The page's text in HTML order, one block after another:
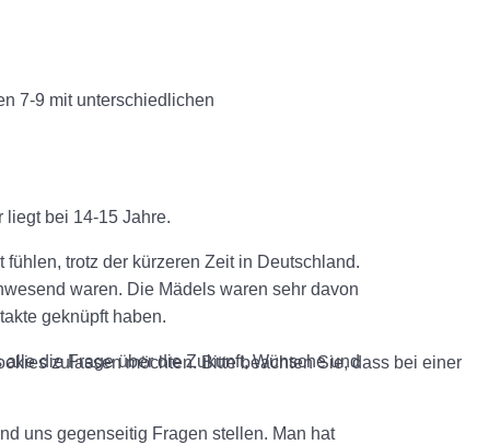
7-9 mit unterschiedlichen
liegt bei 14-15 Jahre.
trotz der kürzeren Zeit in Deutschland.
waren. Die Mädels waren sehr davon
geknüpft haben.
die Frage über die Zukunft, Wünsche und
uns gegenseitig Fragen stellen. Man hat
zulassen möchten. Bitte beachten Sie, dass bei einer